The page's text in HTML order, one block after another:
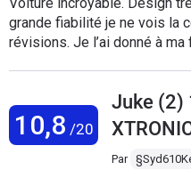
grande fiabilité je ne vois la
révisions. Je l’ai donné à
nouveau! Je continue! Le
la série.
10,8 /20
Juke (2)
Par